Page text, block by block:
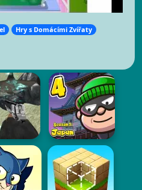
Hry s Domácími Zvířaty